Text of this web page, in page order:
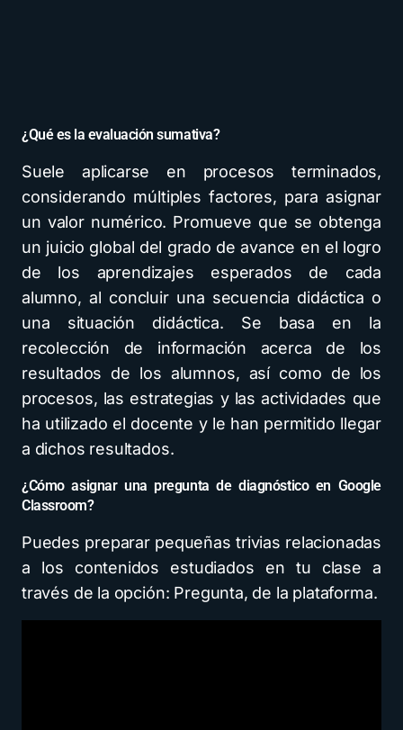
¿Qué es la evaluación sumativa?
Suele aplicarse en procesos terminados,
considerando múltiples factores, para asignar
un valor numérico. Promueve que se obtenga
un juicio global del grado de avance en el logro
de los aprendizajes esperados de cada
alumno, al concluir una secuencia didáctica o
una situación didáctica. Se basa en la
recolección de información acerca de los
resultados de los alumnos, así como de los
procesos, las estrategias y las actividades que
ha utilizado el docente y le han permitido llegar
a dichos resultados.
¿Cómo asignar una pregunta de diagnóstico en Google
Classroom?
Puedes preparar pequeñas trivias relacionadas
a los contenidos estudiados en tu clase a
través de la opción: Pregunta, de la plataforma.